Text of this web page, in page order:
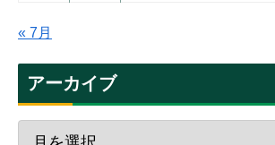
« 7月
アーカイブ